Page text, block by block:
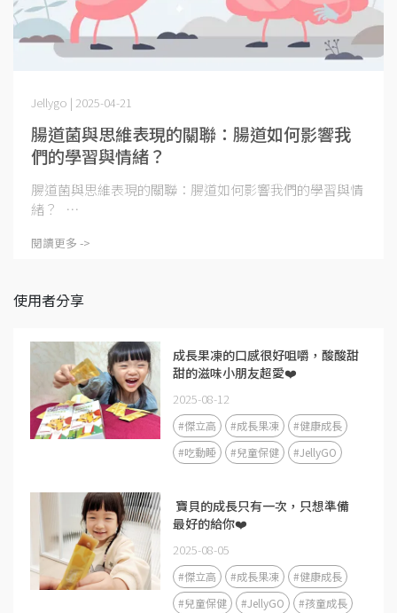
腸道菌與思維表現的關聯：腸道如何影響我
們的學習與情緒？
Jellygo | 2025-04-21
腸道菌與思維表現的關聯：腸道如何影響我們的學習與情
緒？ ⋯
閱讀更多 ->
使用者分享
成長果凍的口感很好咀嚼，酸酸甜
甜的滋味小朋友超愛❤️
2025-08-12
#傑立高 #成長果凍
#健康成長
#吃動睡
#兒童保健 #JellyGO
​ 寶貝的成長只有一次，只想準備
最好的給你❤️
2025-08-05
#傑立高 #成長果凍
#健康成長
#兒童保健
#JellyGO
#孩童成長